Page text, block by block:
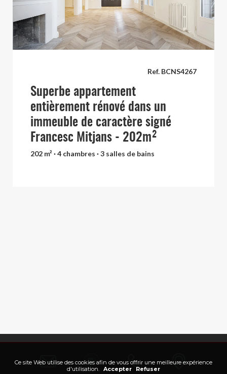
Ref. BCNS4267
Superbe appartement
entièrement rénové dans un
immeuble de caractère signé
Francesc Mitjans - 202m²
202 m² · 4 chambres · 3 salles de bains
Ce site Web utilise des cookies afin de vous offrir une meilleure expérience
d'utilisation.
Accepter Refuser